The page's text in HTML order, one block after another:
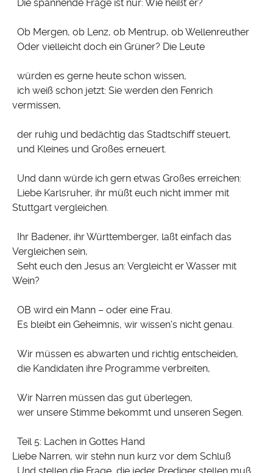
Die spannende Frage ist nur: Wie heißt er?
Ob Mergen, ob Lenz, ob Mentrup, ob Wellenreuther
Oder vielleicht doch ein Grüner? Die Leute
würden es gerne heute schon wissen,
ich weiß schon jetzt: Sie werden den Fenrich
vermissen,
der ruhig und bedächtig das Stadtschiff steuert,
und Kleines und Großes erneuert.
Und dann würde ich gern etwas Großes erreichen:
Liebe Karlsruher, ihr müßt euch nicht immer mit
Stuttgart vergleichen.
Ihr Badener, ihr Württemberger, laßt einfach das
Vergleichen sein,
Seht euch den Jesus an: Vergleicht er Wasser mit
Wein?
OB wird ein Mann – oder eine Frau.
Es bleibt ein Geheimnis, wir wissen's nicht genau.
Wir müssen es abwarten und richtig entscheiden,
die Kandidaten ihre Programme verbreiten,
Wir Narren müssen das gut überlegen,
wer unsere Stimme bekommt und unseren Segen.
Teil 5: Lachen in Gottes Hand
Liebe Narren, wir stehn nun kurz vor dem Schluß